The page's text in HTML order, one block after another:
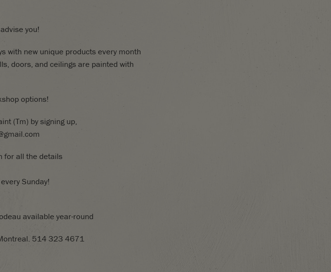
you!
with new unique products every month
doors, and ceilings are painted with
options!
(Tm) by signing up,
for all the details
Sunday!
available year-round
514 323 4671